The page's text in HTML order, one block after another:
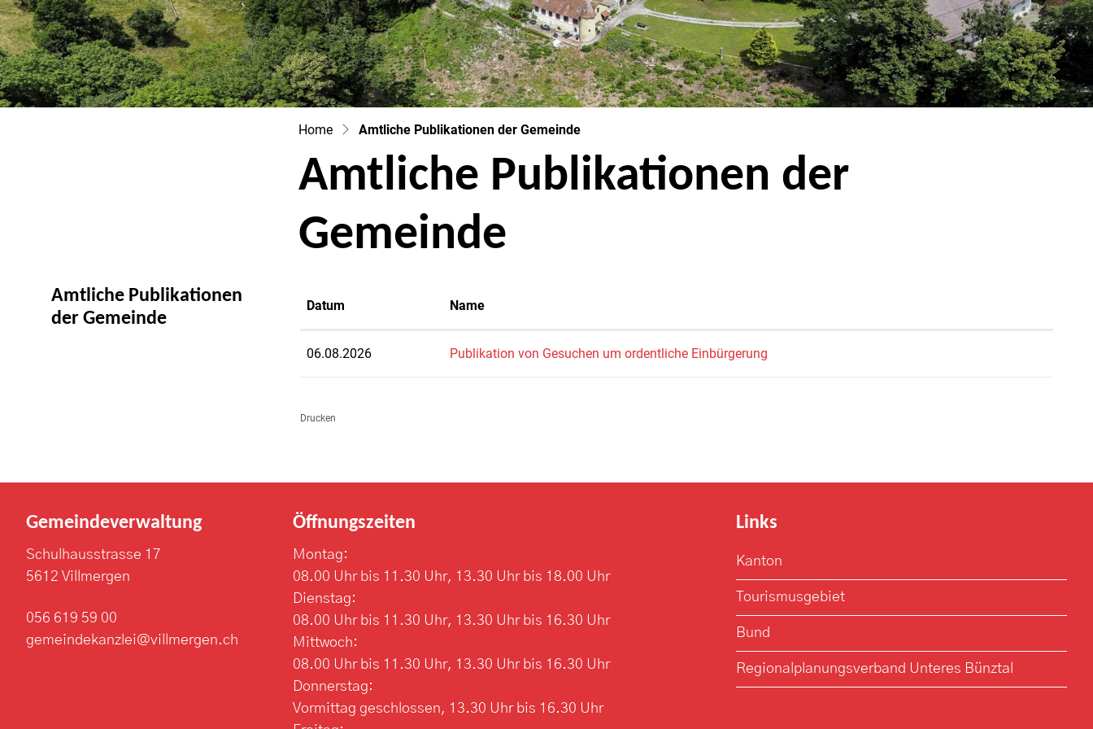
Amtliche Publikationen der Gemeinde(ausgewählt)
Amtliche Publikationen der
Gemeinde
Amtliche Publikationen
der Gemeinde(ausgewählt)
Datum Name
06.08.2026 Publikation von Gesuchen um ordentliche Einbürgerung
Drucken
Gemeindeverwaltung
Schulhausstrasse 17
5612 Villmergen
056 619 59 00
gemeindekanzlei@villmergen.ch
Öffnungszeiten
Montag:
08.00 Uhr bis 11.30 Uhr, 13.30 Uhr bis 18.00 Uhr
Dienstag:
08.00 Uhr bis 11.30 Uhr, 13.30 Uhr bis 16.30 Uhr
Mittwoch:
08.00 Uhr bis 11.30 Uhr, 13.30 Uhr bis 16.30 Uhr
Donnerstag:
Vormittag geschlossen, 13.30 Uhr bis 16.30 Uhr
Links
Kanton
Tourismusgebiet
Bund
Regionalplanungsverband Unteres Bünztal